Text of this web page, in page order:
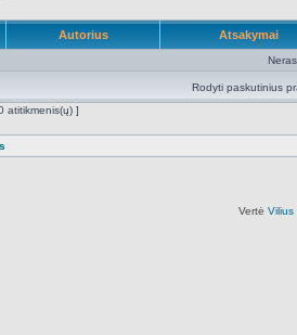
Autorius Atsakymai
Rodyti paskutinius
atitikmenis(ų) ]
Vertė Vilius